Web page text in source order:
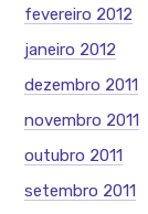
fevereiro 2012
janeiro 2012
dezembro 2011
novembro 2011
outubro 2011
setembro 2011